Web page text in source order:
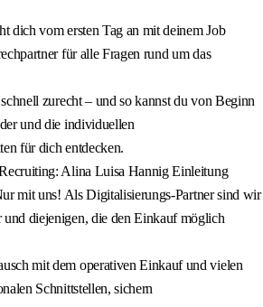
dich vom ersten Tag an mit deinem Job
für alle Fragen rund um das
zurecht – und so kannst du von Beginn
und die individuellen
für dich entdecken.
Alina Luisa Hannig Einleitung
mit uns! Als Digitalisierungs-Partner sind wir
und diejenigen, die den Einkauf möglich
mit dem operativen Einkauf und vielen
Schnittstellen, sichern